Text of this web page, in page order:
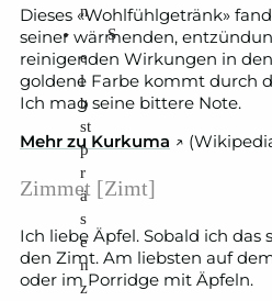
n
S
e
l
b
st
p
r
ä
s
e
n
z
Dieses «Wohlfühlgetränk»
seiner wärmenden,
reinigenden Wirkungen in
goldene Farbe kommt durch
Ich mag seine bittere Note.
Mehr zu Kurkuma ↗️
Zimmet [Zimt]
Ich liebe Äpfel. Sobald ich das
den Zimt. Am liebsten auf
oder im Porridge mit Äpfeln.